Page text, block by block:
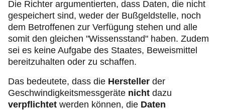
Die Richter argumentierten, dass Daten, die nicht
gespeichert sind, weder der Bußgeldstelle, noch
dem Betroffenen zur Verfügung stehen und alle
somit den gleichen "Wissensstand" haben. Zudem
sei es keine Aufgabe des Staates, Beweismittel
bereitzuhalten oder zu schaffen.
Das bedeutete, dass die Hersteller der
Geschwindigkeitsmessgeräte nicht dazu
verpflichtet werden können, die Daten